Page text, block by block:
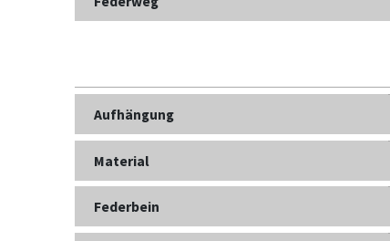
Aufhängung
Material
Federbein